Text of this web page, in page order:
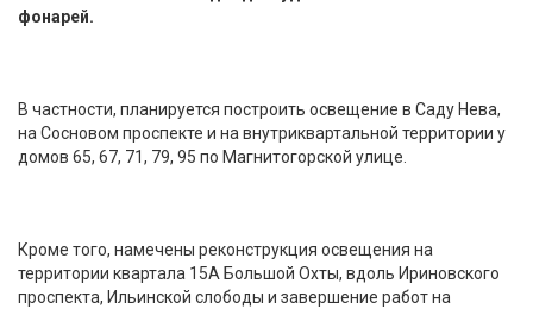
фонарей.
В частности, планируется построить освещение в Саду Нева,
на Сосновом проспекте и на внутриквартальной территории у
домов 65, 67, 71, 79, 95 по Магнитогорской улице.
Кроме того, намечены реконструкция освещения на
территории квартала 15А Большой Охты, вдоль Ириновского
проспекта, Ильинской слободы и завершение работ на